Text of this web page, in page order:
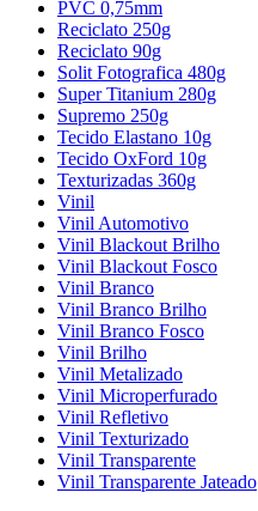
PVC 0,75mm
Reciclato 250g
Reciclato 90g
Solit Fotografica 480g
Super Titanium 280g
Supremo 250g
Tecido Elastano 10g
Tecido OxFord 10g
Texturizadas 360g
Vinil
Vinil Automotivo
Vinil Blackout Brilho
Vinil Blackout Fosco
Vinil Branco
Vinil Branco Brilho
Vinil Branco Fosco
Vinil Brilho
Vinil Metalizado
Vinil Microperfurado
Vinil Refletivo
Vinil Texturizado
Vinil Transparente
Vinil Transparente Jateado